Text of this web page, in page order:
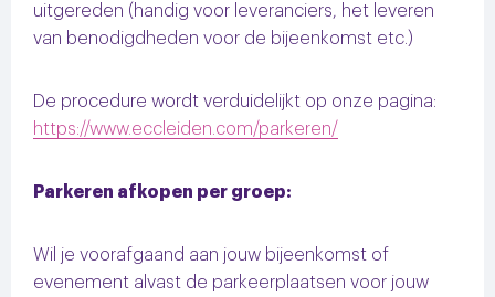
uitgereden (handig voor leveranciers, het leveren
van benodigdheden voor de bijeenkomst etc.)
De procedure wordt verduidelijkt op onze pagina:
https://www.eccleiden.com/parkeren/
Parkeren afkopen per groep:
Wil je voorafgaand aan jouw bijeenkomst of
evenement alvast de parkeerplaatsen voor jouw